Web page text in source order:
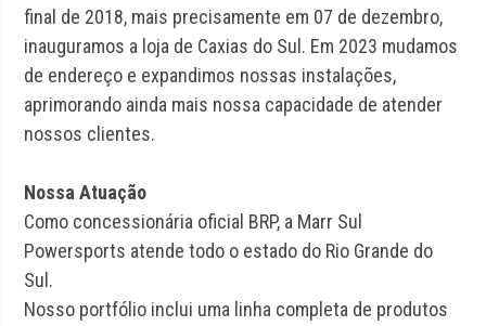
final de 2018, mais precisamente em 07 de dezembro,
inauguramos a loja de Caxias do Sul. Em 2023 mudamos
de endereço e expandimos nossas instalações,
aprimorando ainda mais nossa capacidade de atender
nossos clientes.
Nossa Atuação
Como concessionária oficial BRP, a Marr Sul
Powersports atende todo o estado do Rio Grande do
Sul.
Nosso portfólio inclui uma linha completa de produtos